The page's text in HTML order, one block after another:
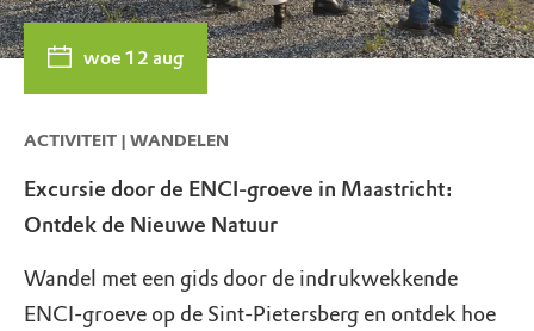
woe 12 aug
ACTIVITEIT | WANDELEN
Excursie door de ENCI-groeve in Maastricht:
Ontdek de Nieuwe Natuur
Wandel met een gids door de indrukwekkende
ENCI-groeve op de Sint-Pietersberg en ontdek hoe